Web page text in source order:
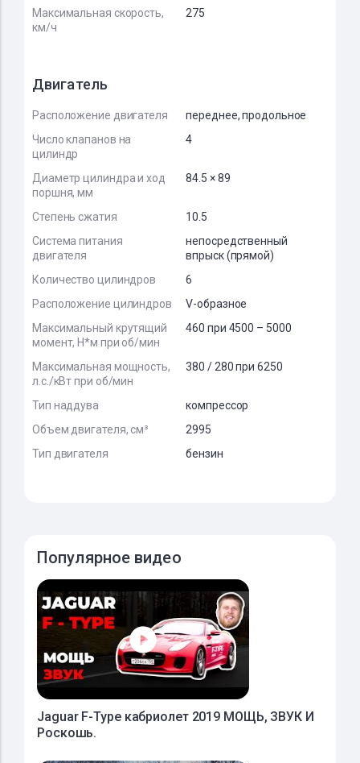
Максимальная скорость,
км/ч
275
Двигатель
Расположение двигателя
переднее, продольное
Число клапанов на
цилиндр
4
Диаметр цилиндра и ход
поршня, мм
84.5 × 89
Степень сжатия
10.5
Система питания
двигателя
непосредственный
впрыск (прямой)
Количество цилиндров
6
Расположение цилиндров
V-образное
Максимальный крутящий
момент, Н*м при об/мин
460 при 4500 – 5000
Максимальная мощность,
л.с./кВт при об/мин
380 / 280 при 6250
Тип наддува
компрессор
Объем двигателя, см³
2995
Тип двигателя
бензин
Популярное видео
Jaguar F-Type кабриолет 2019 МОЩЬ, ЗВУК И
Роскошь.